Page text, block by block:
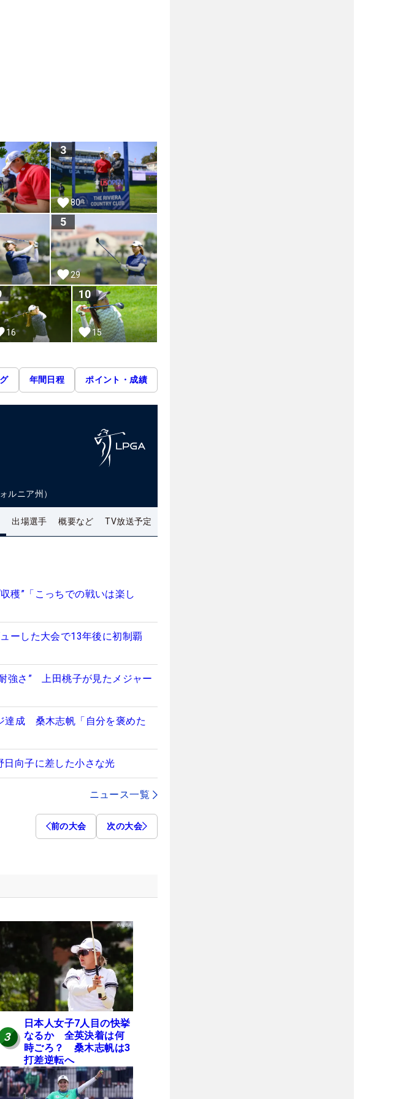
3
80
5
29
16
10
15
年間日程 ポイント・成績
ルニア州）
出場選手 概要など TV放送予定
穫”「こっちでの戦いは楽し
ーした大会で13年後に初制覇
強さ” 上田桃子が見たメジャー
達成 桑木志帆「自分を褒めた
向子に差した小さな光
ニュース一覧
前の大会 次の大会
3
日本人女子7人目の快挙
なるか 全英決着は何
時ごろ？ 桑木志帆は3
打差逆転へ